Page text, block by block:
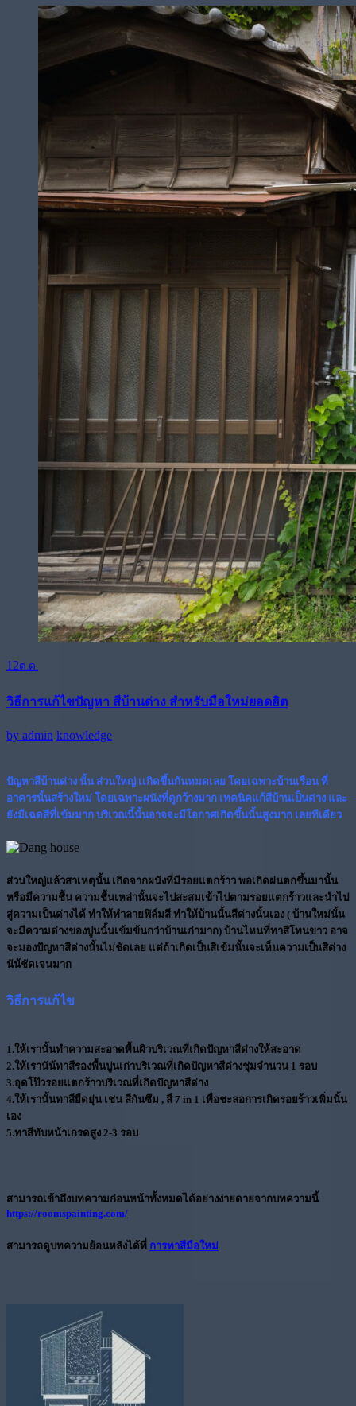
12ต.ค.
วิธีการแก้ไขปัญหา สีบ้านด่าง สำหรับมือใหม่ยอดฮิต
by admin knowledge
ปัญหาสีบ้านด่าง นั้น ส่วนใหญ่ เเกิดขึ้นกันหมดเลย โดยเฉพาะบ้านเรือน ที่
อาคารนั้นสร้างใหม่ โดยเฉพาะผนังที่ดูกว้างมาก เทคนิคแก้สีบ้านเป็นด่าง และ
ยังมีเฉดสีที่เข้มมาก บริเวณนี้นั้นอาจจะมีโอกาศเกิดขึ้นนั้นสูงมาก เลยทีเดียว
ส่วนใหญ่แล้วสาเหตุนั้น เกิดจากผนังที่มีรอยแตกร้าว พอเกิดฝนตกขึ้นมานั้น
หรือมีความชื้น ความชื้นเหล่านั้นจะไปสะสมเข้าไปตามรอยแตกร้าวและนำไป
สู่ความเป็นด่างได้ ทำให้ทำลายฟิล์มสี ทำให้บ้านนั้นสีด่างนั้นเอง ( บ้านใหม่นั้น
จะมีความด่างของปูนนั้นเข้มข้นกว่าบ้านเก่ามาก) บ้านไหนที่ทาสีโทนขาว อาจ
จะมองปัญหาสีด่างนั้นไม่ชัดเลย แต่ถ้าเกิดเป็นสีเข้มนั้นจะเห็นความเป็นสีด่าง
นัน้ชัดเจนมาก
วิธีการแก้ไข
1.ให้เรานั้นทำความสะอาดพื้นผิวบริเวณที่เกิดปัญหาสีด่างให้สะอาด
2.ให้เรานัน้ทาสีรองพื้นปูนเก่าบริเวณที่เกิดปัญหาสีด่างชุ่มจำนวน 1 รอบ
3.อุดโป๊วรอยแตกร้าวบริเวณที่เกิดปัญหาสีด่าง
4.ให้เรานั้นทาสียืดยุ่น เช่น สีกันซึม , สี 7 in 1 เพื่อชะลอการเกิดรอยร้าวเพิ่มนั้น
เอง
5.ทาสีทับหน้าเกรดสูง 2-3 รอบ
สามารถเข้าถึงบทความก่อนหน้าทั้งหมดได้อย่างง่ายดายจากบทความนี้
https://roomspainting.com/
สามารถดูบทความย้อนหลังได้ที่ การทาสีมือใหม่